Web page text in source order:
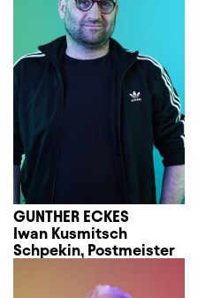
GUNTHER ECKES
Iwan Kusmitsch
Schpekin, Postmeister